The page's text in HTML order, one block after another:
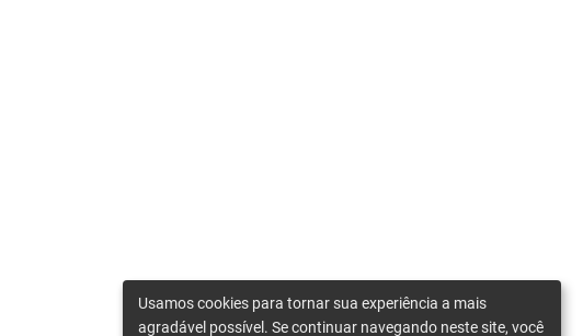
Usamos cookies para tornar sua experiência a mais
agradável possível. Se continuar navegando neste site, você